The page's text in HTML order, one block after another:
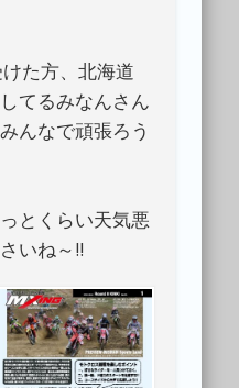
た方、北海道
てるみなんさん
んなで頑張ろう
とくらい天気悪
いね～!!